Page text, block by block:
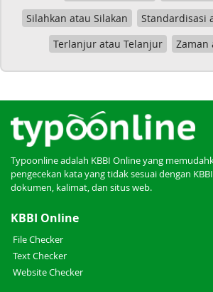
Silahkan atau Silakan
Standardisasi
Terlanjur atau Telanjur
Zaman
Typoonline adalah KBBI Online yang
pengecekan kata yang tidak sesuai dengan
dokumen, kalimat, dan situs web.
KBBI Online
File Checker
Text Checker
Website Checker